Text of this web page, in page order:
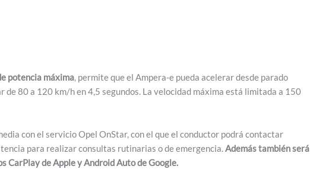
potencia máxima, permite que el Ampera-e pueda acelerar desde parado
de 80 a 120 km/h en 4,5 segundos. La velocidad máxima está limitada a 150
con el servicio Opel OnStar, con el que el conductor podrá contactar
para realizar consultas rutinarias o de emergencia.Además también será
CarPlay de Apple y Android Auto de Google.